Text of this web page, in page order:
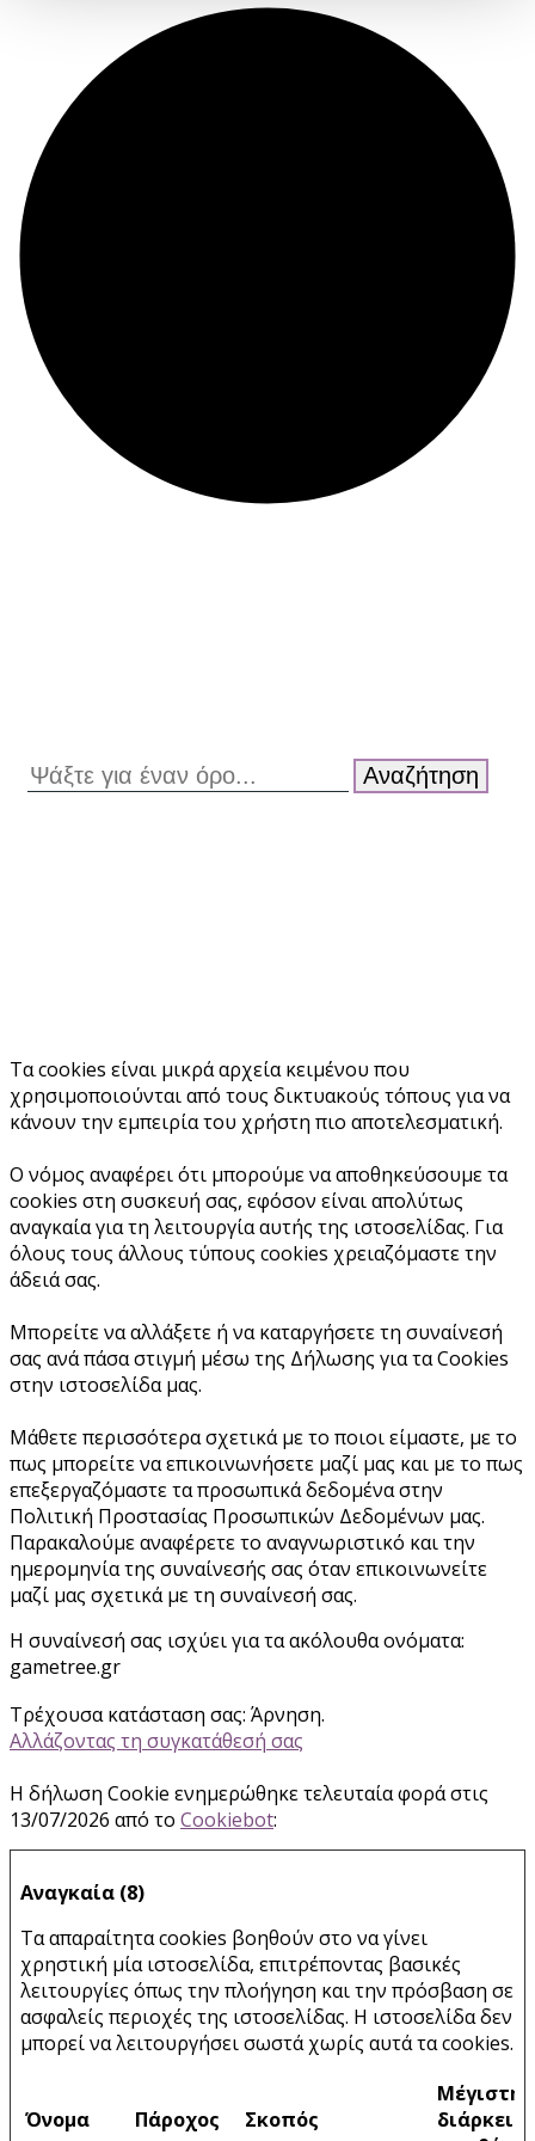
Αναζήτηση
Τα cookies είναι μικρά αρχεία κειμένου που
χρησιμοποιούνται από τους δικτυακούς τόπους για να
κάνουν την εμπειρία του χρήστη πιο αποτελεσματική.
Ο νόμος αναφέρει ότι μπορούμε να αποθηκεύσουμε τα
cookies στη συσκευή σας, εφόσον είναι απολύτως
αναγκαία για τη λειτουργία αυτής της ιστοσελίδας. Για
όλους τους άλλους τύπους cookies χρειαζόμαστε την
άδειά σας.
Μπορείτε να αλλάξετε ή να καταργήσετε τη συναίνεσή
σας ανά πάσα στιγμή μέσω της Δήλωσης για τα Cookies
στην ιστοσελίδα μας.
Μάθετε περισσότερα σχετικά με το ποιοι είμαστε, με το
πως μπορείτε να επικοινωνήσετε μαζί μας και με το πως
επεξεργαζόμαστε τα προσωπικά δεδομένα στην
Πολιτική Προστασίας Προσωπικών Δεδομένων μας.
Παρακαλούμε αναφέρετε το αναγνωριστικό και την
ημερομηνία της συναίνεσής σας όταν επικοινωνείτε
μαζί μας σχετικά με τη συναίνεσή σας.
Η συναίνεσή σας ισχύει για τα ακόλουθα ονόματα:
gametree.gr
Τρέχουσα κατάσταση σας: Άρνηση.
Αλλάζοντας τη συγκατάθεσή σας
Η δήλωση Cookie ενημερώθηκε τελευταία φορά στις
13/07/2026 από το Cookiebot:
Αναγκαία (8)
Τα απαραίτητα cookies βοηθούν στο να γίνει
χρηστική μία ιστοσελίδα, επιτρέποντας βασικές
λειτουργίες όπως την πλοήγηση και την πρόσβαση σε
ασφαλείς περιοχές της ιστοσελίδας. Η ιστοσελίδα δεν
μπορεί να λειτουργήσει σωστά χωρίς αυτά τα cookies.
Όνομα Πάροχος Σκοπός
Μέγιστη
διάρκεια